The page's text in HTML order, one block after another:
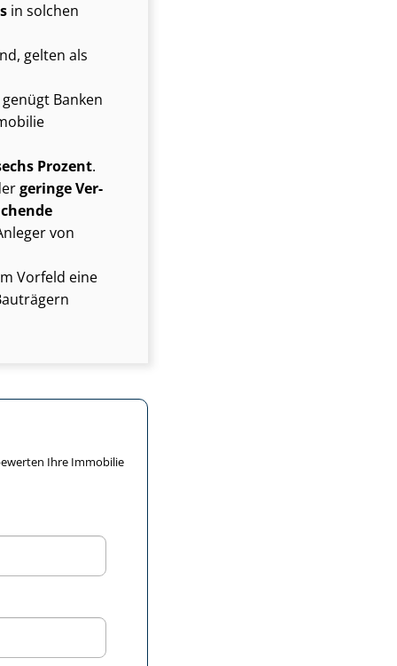
in solchen
gelten als
Banken
Prozent.
geringe Ver­
von
Vorfeld eine
Ihre Immobilie